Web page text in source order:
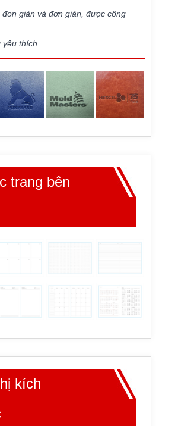
giản và đơn giản, được công
yêu thích
trang bên
kích